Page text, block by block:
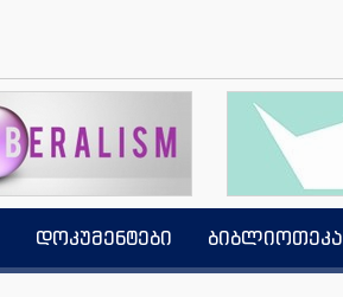
დოკუმენტები ბიბლიოთეკა